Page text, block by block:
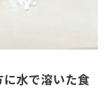
水で溶いた食